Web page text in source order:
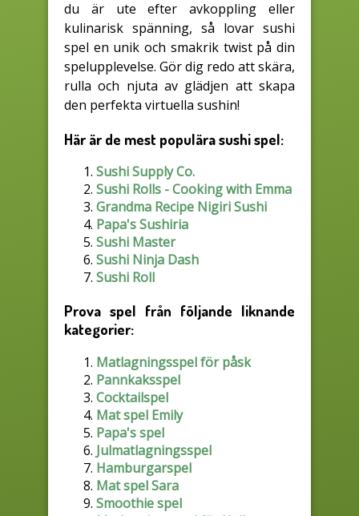
du är ute efter avkoppling eller
kulinarisk spänning, så lovar sushi
spel en unik och smakrik twist på din
spelupplevelse. Gör dig redo att skära,
rulla och njuta av glädjen att skapa
den perfekta virtuella sushin!
Här är de mest populära sushi spel:
Sushi Supply Co.
Sushi Rolls - Cooking with Emma
Grandma Recipe Nigiri Sushi
Papa's Sushiria
Sushi Master
Sushi Ninja Dash
Sushi Roll
Prova spel från följande liknande
kategorier:
Matlagningsspel för påsk
Pannkaksspel
Cocktailspel
Mat spel Emily
Papa's spel
Julmatlagningsspel
Hamburgarspel
Mat spel Sara
Smoothie spel